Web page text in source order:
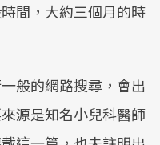
間，大約三個月的時
般的網路搜尋，會出
源是知名小兒科醫師